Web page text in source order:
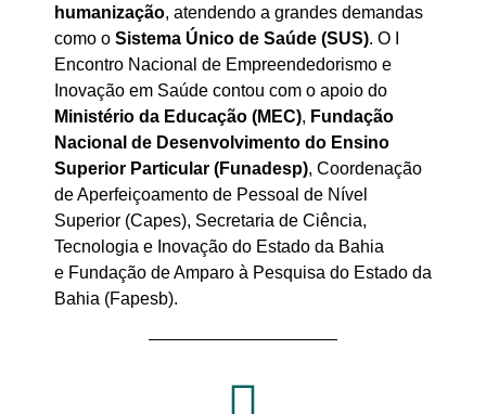
humanização, atendendo a grandes demandas
como o Sistema Único de Saúde (SUS). O I
Encontro Nacional de Empreendedorismo e
Inovação em Saúde contou com o apoio do
Ministério da Educação (MEC), Fundação
Nacional de Desenvolvimento do Ensino
Superior Particular (Funadesp), Coordenação
de Aperfeiçoamento de Pessoal de Nível
Superior (Capes), Secretaria de Ciência,
Tecnologia e Inovação do Estado da Bahia
e Fundação de Amparo à Pesquisa do Estado da
Bahia (Fapesb).